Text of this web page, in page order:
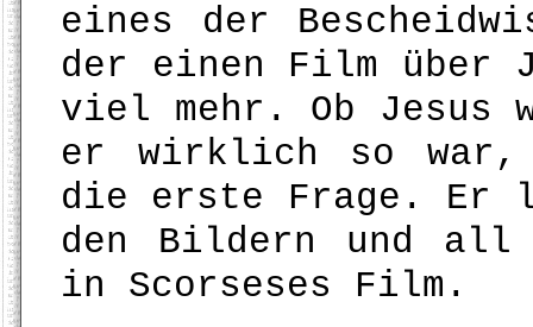
eines der
der einen Film über
viel mehr. Ob Jesus
er wirklich so war,
die erste Frage. Er
den Bildern und all
in Scorseses Film.